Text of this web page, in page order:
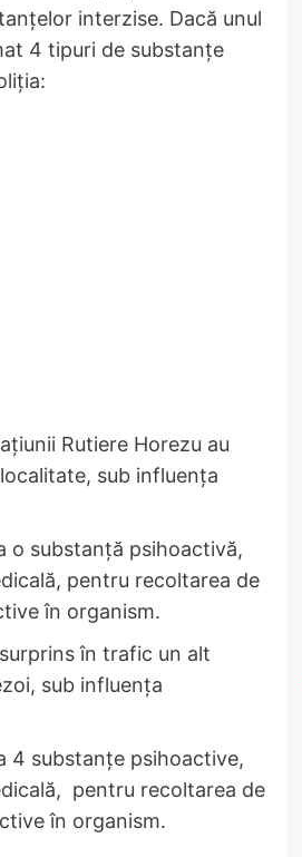
interzise. Dacă unul
4 tipuri de substanțe
Rutiere Horezu au
sub influența
o substanță psihoactivă,
pentru recoltarea de
în organism.
în trafic un alt
sub influența
4 substanțe psihoactive,
pentru recoltarea de
în organism.